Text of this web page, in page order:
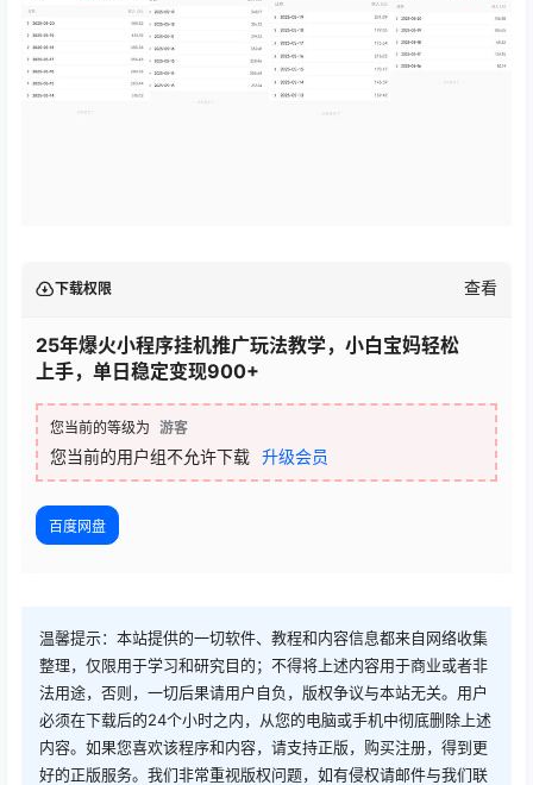
下载权限 查看
25年爆火小程序挂机推广玩法教学，小白宝妈轻松
上手，单日稳定变现900+
您当前的等级为 游客
您当前的用户组不允许下载 升级会员
百度网盘
温馨提示：本站提供的一切软件、教程和内容信息都来自网络收集
整理，仅限用于学习和研究目的；不得将上述内容用于商业或者非
法用途，否则，一切后果请用户自负，版权争议与本站无关。用户
必须在下载后的24个小时之内，从您的电脑或手机中彻底删除上述
内容。如果您喜欢该程序和内容，请支持正版，购买注册，得到更
好的正版服务。我们非常重视版权问题，如有侵权请邮件与我们联